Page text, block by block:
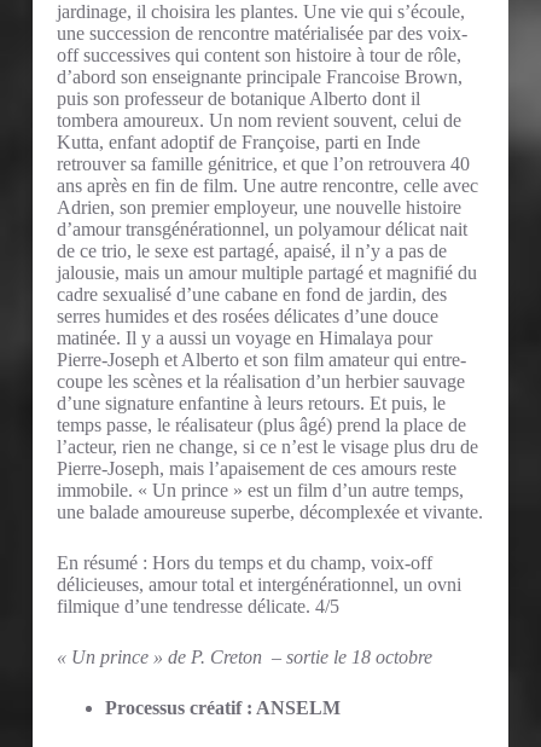
jardinage, il choisira les plantes. Une vie qui s’écoule,
une succession de rencontre matérialisée par des voix-
off successives qui content son histoire à tour de rôle,
d’abord son enseignante principale Francoise Brown,
puis son professeur de botanique Alberto dont il
tombera amoureux. Un nom revient souvent, celui de
Kutta, enfant adoptif de Françoise, parti en Inde
retrouver sa famille génitrice, et que l’on retrouvera 40
ans après en fin de film. Une autre rencontre, celle avec
Adrien, son premier employeur, une nouvelle histoire
d’amour transgénérationnel, un polyamour délicat nait
de ce trio, le sexe est partagé, apaisé, il n’y a pas de
jalousie, mais un amour multiple partagé et magnifié du
cadre sexualisé d’une cabane en fond de jardin, des
serres humides et des rosées délicates d’une douce
matinée. Il y a aussi un voyage en Himalaya pour
Pierre-Joseph et Alberto et son film amateur qui entre-
coupe les scènes et la réalisation d’un herbier sauvage
d’une signature enfantine à leurs retours. Et puis, le
temps passe, le réalisateur (plus âgé) prend la place de
l’acteur, rien ne change, si ce n’est le visage plus dru de
Pierre-Joseph, mais l’apaisement de ces amours reste
immobile. « Un prince » est un film d’un autre temps,
une balade amoureuse superbe, décomplexée et vivante.
En résumé : Hors du temps et du champ, voix-off
délicieuses, amour total et intergénérationnel, un ovni
filmique d’une tendresse délicate. 4/5
« Un prince » de P. Creton – sortie le 18 octobre
Processus créatif : ANSELM